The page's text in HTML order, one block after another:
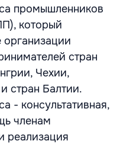
промышленников
который
организации
стран
Чехии,
стран Балтии.
- консультативная,
членам
реализация